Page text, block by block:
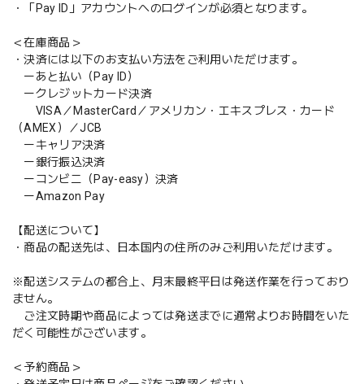
・「Pay ID」アカウントへのログインが必須となります。
＜在庫商品＞
・決済には以下のお支払い方法をご利用いただけます。
ーあと払い（Pay ID）
ークレジットカード決済
VISA／MasterCard／アメリカン・エキスプレス・カード
（AMEX）／JCB
ーキャリア決済
ー銀行振込決済
ーコンビニ（Pay-easy）決済
ーAmazon Pay
【配送について】
・商品の配送先は、日本国内の住所のみご利用いただけます。
※配送システムの都合上、月末最終平日は発送作業を行っており
ません。
ご注文時期や商品によっては発送までに通常よりお時間をいた
だく可能性がございます。
＜予約商品＞